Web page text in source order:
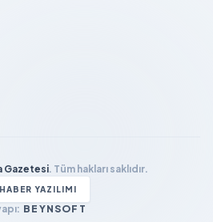
Gazetesi. Tüm hakları saklıdır.
HABER YAZILIMI
BEYNSOFT